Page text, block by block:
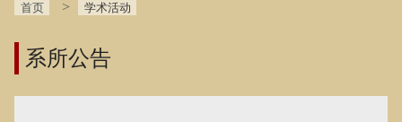
首页 学术活动
系所公告